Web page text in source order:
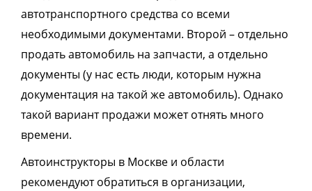
автотранспортного средства со всеми
необходимыми документами. Второй – отдельно
продать автомобиль на запчасти, а отдельно
документы (у нас есть люди, которым нужна
документация на такой же автомобиль). Однако
такой вариант продажи можетотнять много
времени.
Автоинструкторы в Москве и области
рекомендуют обратиться в организации,